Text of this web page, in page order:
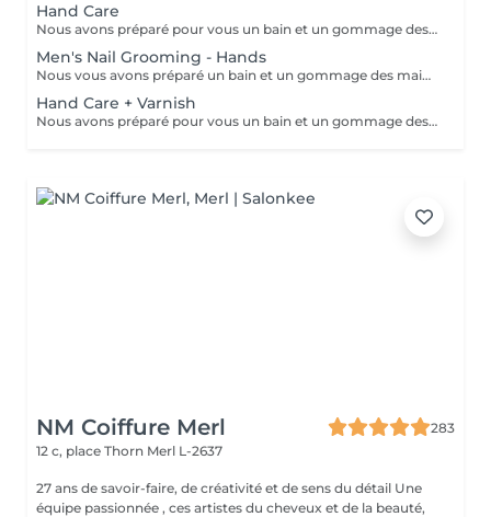
Hand Care
Nous avons préparé pour vous un bain et un gommage des mains aux huiles parfumées, un traitement des ongles et des cuticules, ainsi qu'un massage des bras et des mains pour éliminer toute tension dans les muscles et les os des bras et des mains et favoriser la relaxation.
Men's Nail Grooming - Hands
Nous vous avons préparé un bain et un gommage des mains à l'huile légèrement parfumée, un traitement des ongles et des cuticules et un massage des bras et des mains pour éliminer toute tension dans les muscles et les os des bras et des mains et favoriser la relaxation.
Hand Care + Varnish
Nous avons préparé pour vous un bain et un gommage des mains à l'huile parfumée, un traitement des ongles et des cuticules et un massage des bras et des mains pour éliminer toute tension dans les muscles et les os des bras et des mains et favoriser la relaxation. Ce soin est suivi de l'application d'un vernis à ongles de votre choix.
NM Coiffure Merl
283
12 c, place Thorn Merl L-2637
27 ans de savoir-faire, de créativité et de sens du détail Une
équipe passionnée , ces artistes du cheveux et de la beauté,